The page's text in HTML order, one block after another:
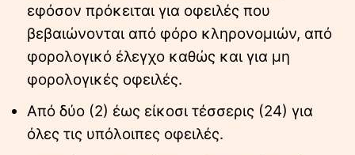
εφόσον πρόκειται για οφειλές που
βεβαιώνονται από φόρο κληρονομιών, από
φορολογικό έλεγχο καθώς και για μη
φορολογικές οφειλές.
Από δύο (2) έως είκοσι τέσσερις (24) για
όλες τις υπόλοιπες οφειλές.